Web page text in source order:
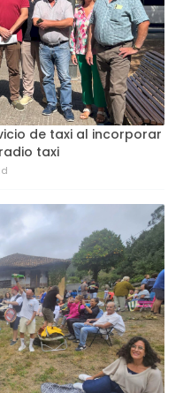
de taxi al incorporar
taxi